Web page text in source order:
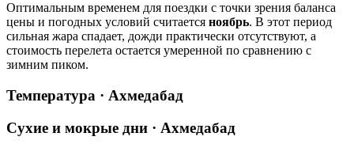
Оптимальным временем для поездки с точки зрения баланса
цены и погодных условий считается ноябрь. В этот период
сильная жара спадает, дожди практически отсутствуют, а
стоимость перелета остается умеренной по сравнению с
зимним пиком.
Температура · Ахмедабад
Сухие и мокрые дни · Ахмедабад